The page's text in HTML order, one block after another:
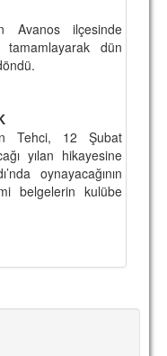
Avanos ilçesinde
tamamlayarak dün
Tehci, 12 Şubat
yılan hikayesine
oynayacağının
belgelerin kulübe